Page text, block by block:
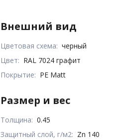
Внешний вид
Цветовая схема: черный
Цвет: RAL 7024 графит
Покрытие: PE Matt
Размер и вес
Толщина: 0.45
Защитный слой, г/м2: Zn 140